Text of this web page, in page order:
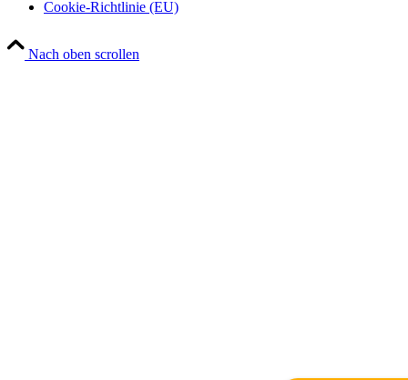
Cookie-Richtlinie (EU)
Nach oben scrollen